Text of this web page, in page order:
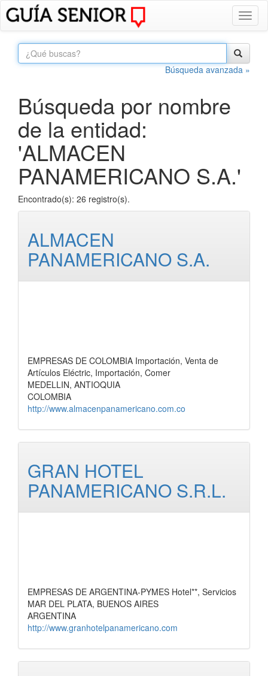
Búsqueda avanzada »
Búsqueda por nombre
de la entidad:
'ALMACEN
PANAMERICANO S.A.'
Encontrado(s): 26 registro(s).
ALMACEN
PANAMERICANO S.A.
EMPRESAS DE COLOMBIA Importación, Venta de
Artículos Eléctric, Importación, Comer
MEDELLIN, ANTIOQUIA
COLOMBIA
http://www.almacenpanamericano.com.co
GRAN HOTEL
PANAMERICANO S.R.L.
EMPRESAS DE ARGENTINA-PYMES Hotel**, Servicios
MAR DEL PLATA, BUENOS AIRES
ARGENTINA
http://www.granhotelpanamericano.com